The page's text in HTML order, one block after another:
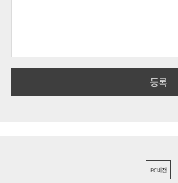
PC버전